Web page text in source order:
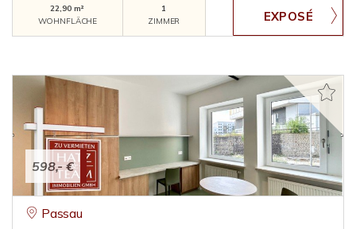
22,90 m²
WOHNFLÄCHE
1
ZIMMER
598,- €
Passau